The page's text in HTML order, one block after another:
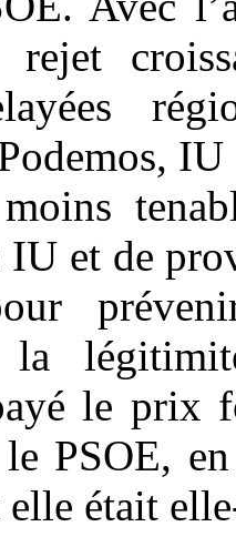
IU et de
la
le prix
PSOE,
était